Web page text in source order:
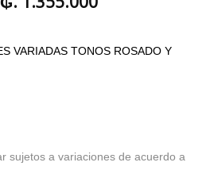
VARIADAS TONOS ROSADO Y
sujetos a variaciones de acuerdo a